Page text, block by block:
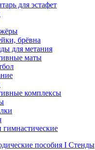
для эстафет
брёвна
для метания
маты
комплексы
гимнастические
пособия I Стенды